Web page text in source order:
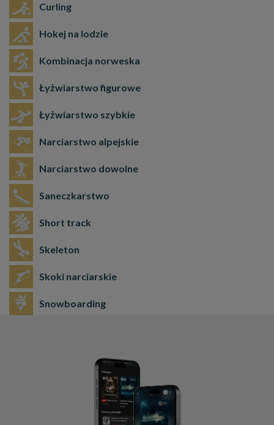
Curling
Hokej na lodzie
Kombinacja norweska
Łyżwiarstwo figurowe
Łyżwiarstwo szybkie
Narciarstwo alpejskie
Narciarstwo dowolne
Saneczkarstwo
Short track
Skeleton
Skoki narciarskie
Snowboarding